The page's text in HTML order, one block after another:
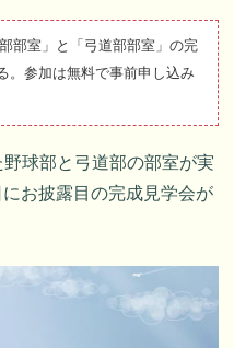
部室」と「弓道部部室」の完
。参加は無料で事前申し込み
球部と弓道部の部室が実
お披露目の完成見学会が